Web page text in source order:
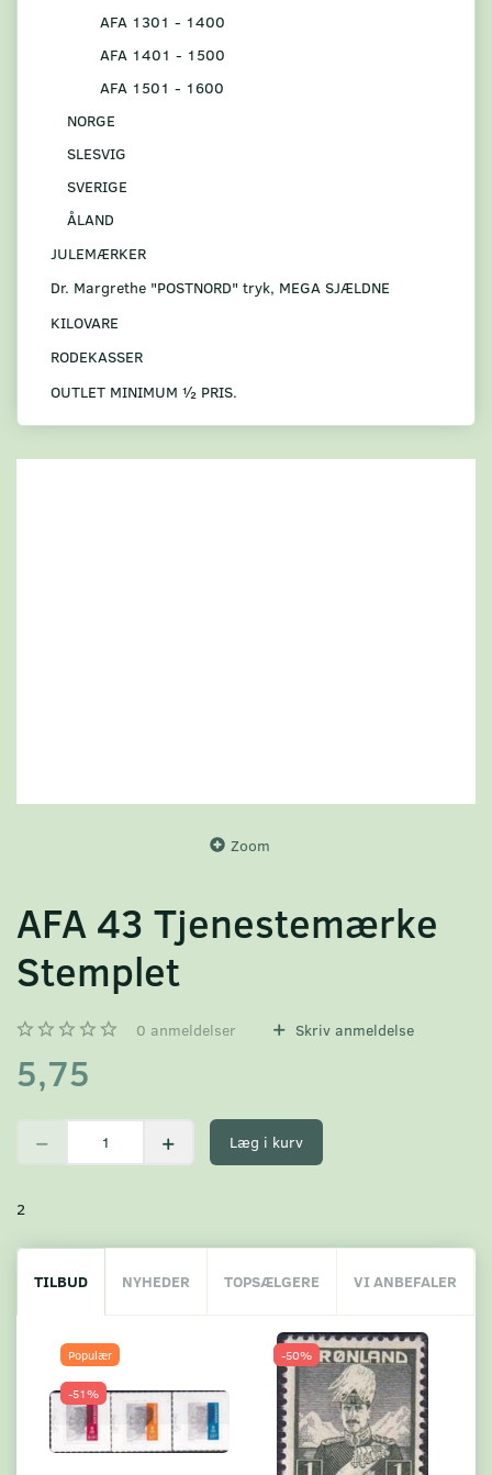
AFA 1301 - 1400
AFA 1401 - 1500
AFA 1501 - 1600
NORGE
SLESVIG
SVERIGE
ÅLAND
JULEMÆRKER
Dr. Margrethe "POSTNORD" tryk, MEGA SJÆLDNE
KILOVARE
RODEKASSER
OUTLET MINIMUM ½ PRIS.
Zoom
AFA 43 Tjenestemærke
Stemplet
0 anmeldelser Skriv anmeldelse
5,75
Læg i kurv
2
TILBUD NYHEDER TOPSÆLGERE VI ANBEFALER
Populær
-51%
-50%